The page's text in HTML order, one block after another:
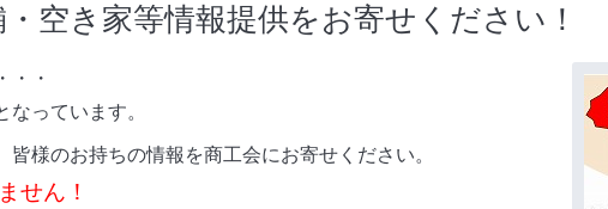
空き家等情報提供をお寄せください！
・・
っています。
様のお持ちの情報を商工会にお寄せください。
せん！